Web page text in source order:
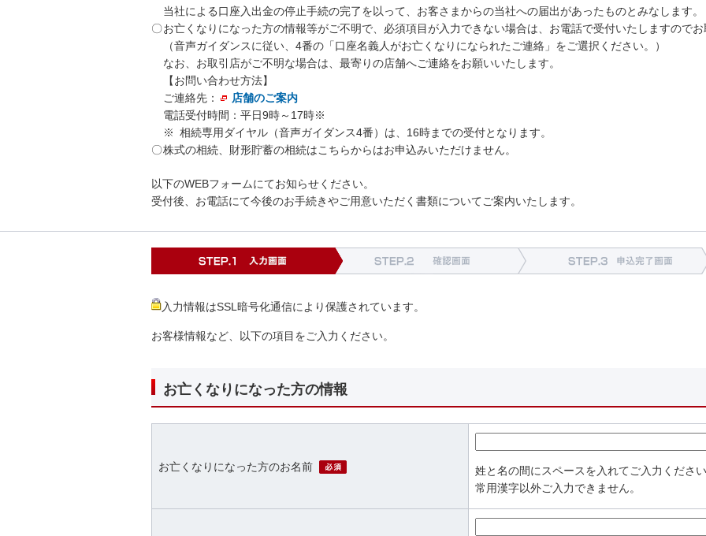
当社による口座入出金の停止手続の完了を以って、お客さまからの当社への届出があったものとみなします。
〇お亡くなりになった方の情報等がご不明で、必須項目が入力できない場合は、お電話で受付いたしますので
（音声ガイダンスに従い、4番の「口座名義人がお亡くなりになられたご連絡」をご選択ください。）
なお、お取引店がご不明な場合は、最寄りの店舗へご連絡をお願いいたします。
【お問い合わせ方法】
ご連絡先：
店舗のご案内
電話受付時間：平日9時～17時※
※ 相続専用ダイヤル（音声ガイダンス4番）は、16時までの受付となります。
〇株式の相続、財形貯蓄の相続はこちらからはお申込みいただけません。
以下のWEBフォームにてお知らせください。
受付後、お電話にて今後のお手続きやご用意いただく書類についてご案内いたします。
STEP1 入力画面 STEP2 確認画面
入力情報はSSL暗号化通信により保護されています。
お客様情報など、以下の項目をご入力ください。
お亡くなりになった方の情報
お亡くなりになった方のお名前
姓と名の間にスペースを入れてご入力くださ
常用漢字以外ご入力できません。